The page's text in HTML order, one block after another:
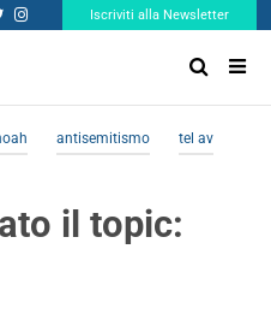
Iscriviti alla Newsletter
antisemitismo tel aviv
il topic: